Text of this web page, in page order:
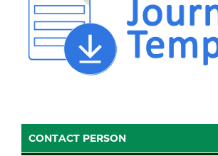
CONTACT PERSON